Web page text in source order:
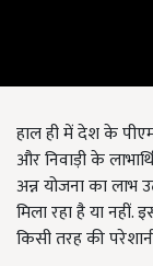
हाल ही में देश के
और निवाड़ी के
अन्न योजना का लाभ
मिला रहा है या
किसी तरह की